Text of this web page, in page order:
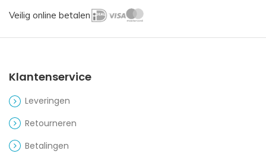
Veilig online betalen
Klantenservice
Leveringen
Retourneren
Betalingen